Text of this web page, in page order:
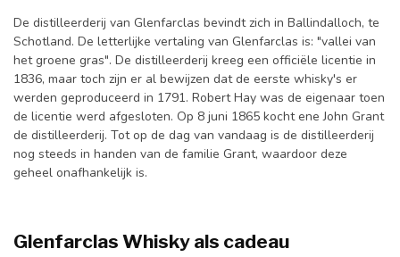
De distilleerderij van Glenfarclas bevindt zich in Ballindalloch, te
Schotland. De letterlijke vertaling van Glenfarclas is: "vallei van
het groene gras". De distilleerderij kreeg een officiële licentie in
1836, maar toch zijn er al bewijzen dat de eerste whisky's er
werden geproduceerd in 1791. Robert Hay was de eigenaar toen
de licentie werd afgesloten. Op 8 juni 1865 kocht ene John Grant
de distilleerderij. Tot op de dag van vandaag is de distilleerderij
nog steeds in handen van de familie Grant, waardoor deze
geheel onafhankelijk is.
Glenfarclas Whisky als cadeau